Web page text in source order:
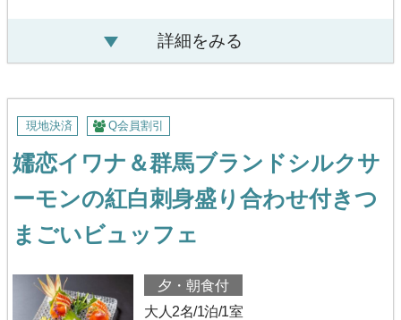
詳細をみる
現地決済 Q会員割引
嬬恋イワナ＆群馬ブランドシルクサ
ーモンの紅白刺身盛り合わせ付きつ
まごいビュッフェ
夕・朝食付
大人2名/1泊/1室